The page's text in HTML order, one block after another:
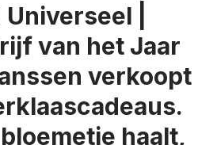
|
van het Jaar
verkoopt
haalt,